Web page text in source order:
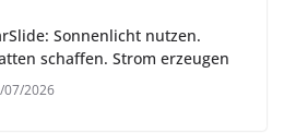
Sonnenlicht nutzen.
schaffen. Strom erzeugen
07/2026